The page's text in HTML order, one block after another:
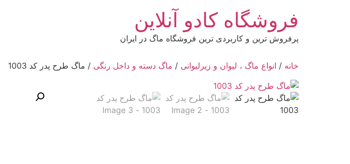
فروشگاه کادو آنلاین
پرفروش ترین و کاربردی ترین فروشگاه ماگ در ایران
خانه / انواع ماگ ، لیوان و زیرلیوانی / ماگ دسته و داخل رنگی / ماگ طرح پدر کد 1003